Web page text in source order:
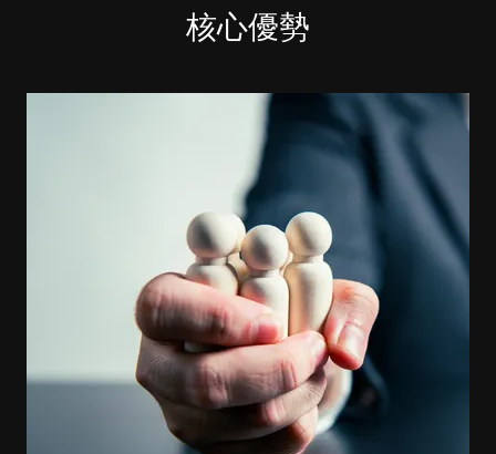
核心優勢